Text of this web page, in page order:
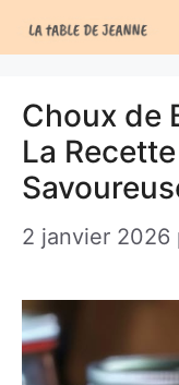
au
Choux de
La
2 janvier 2026